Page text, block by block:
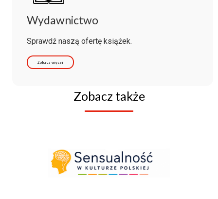
Wydawnictwo
Sprawdź naszą ofertę książek.
Zobacz więcej
Zobacz także